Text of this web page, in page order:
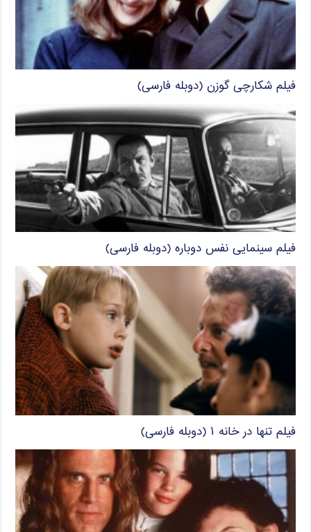
فیلم شکارچی گوزن (دوبله فارسی)
فیلم سینمایی نفس دوباره (دوبله فارسی)
فیلم تنها در خانه ۱ (دوبله فارسی)